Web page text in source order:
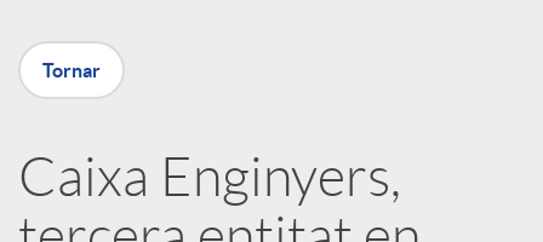
P
u
b
Tornar
Caixa Enginyers,